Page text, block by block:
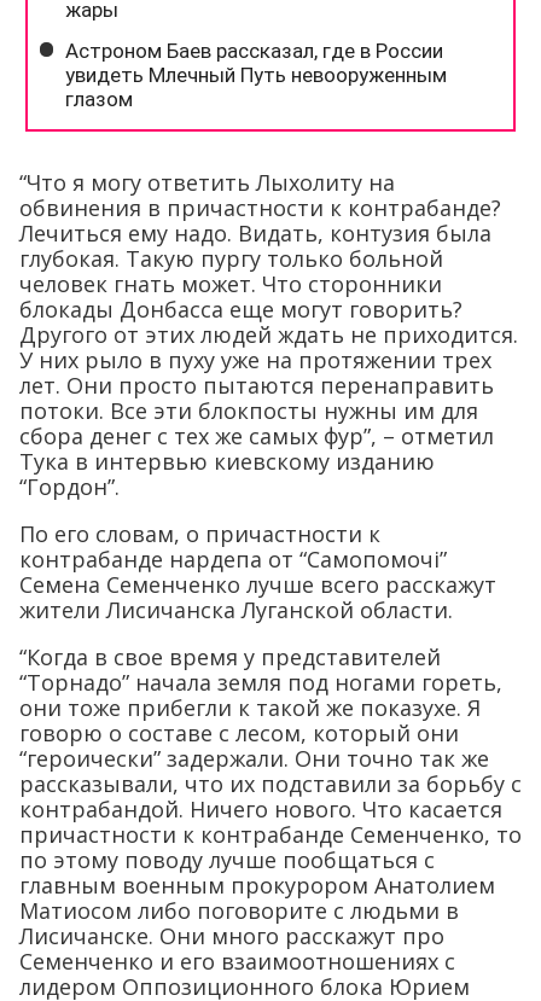
“Что я могу ответить Лыхолиту на
обвинения в причастности к контрабанде?
Лечиться ему надо. Видать, контузия была
глубокая. Такую пургу только больной
человек гнать может. Что сторонники
блокады Донбасса еще могут говорить?
Другого от этих людей ждать не приходится.
У них рыло в пуху уже на протяжении трех
лет. Они просто пытаются перенаправить
потоки. Все эти блокпосты нужны им для
сбора денег с тех же самых фур”, – отметил
Тука в интервью киевскому изданию
“Гордон”.
По его словам, о причастности к
контрабанде нардепа от “Самопомочі”
Семена Семенченко лучше всего расскажут
жители Лисичанска Луганской области.
“Когда в свое время у представителей
“Торнадо” начала земля под ногами гореть,
они тоже прибегли к такой же показухе. Я
говорю о составе с лесом, который они
“героически” задержали. Они точно так же
рассказывали, что их подставили за борьбу с
контрабандой. Ничего нового. Что касается
причастности к контрабанде Семенченко, то
по этому поводу лучше пообщаться с
главным военным прокурором Анатолием
Матиосом либо поговорите с людьми в
Лисичанске. Они много расскажут про
Семенченко и его взаимоотношениях с
лидером Оппозиционного блока Юрием